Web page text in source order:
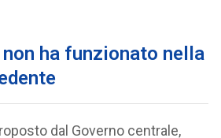
non ha funzionato nella
dal Governo centrale,